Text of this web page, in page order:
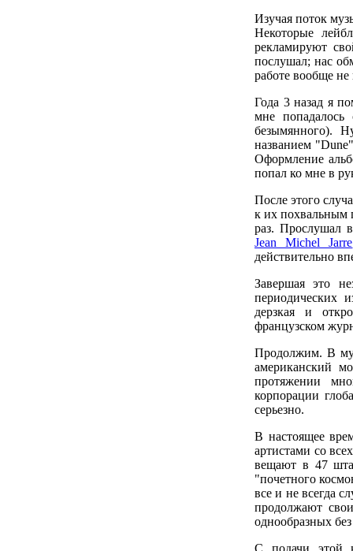
Изучая поток
Некоторые
рекламируют
послушал; нас
работе вообще
Года 3 назад я
мне
безымянного).
названием
Оформление
попал ко мне в
После этого
к их похвальным
раз. Прослушал
Jean Michel Jarre
действительно
Завершая это
периодических
дерзкая и
французском
Продолжим. В
американский
протяжении
корпорации
серьезно.
В настоящее
артистами со
вещают в 47
"почетного
все и не всегда
продолжают
однообразных
С подачи этой